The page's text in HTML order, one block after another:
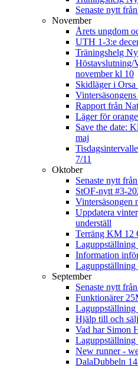
Senaste nytt
November
Årets ungdom
UTH 1-3:e
Träningshelg
Höstavslutning/
november kl 10
Skidläger i
Rapport från
Läger för
Save the date:
maj
7/11
Oktober
Senaste nytt
StOF-nytt #3-
Vintersäsongen
Uppdatera
underställ
Terräng KM 12
Information
September
Senaste nytt
Funktionärer
Laguppställning
Hjälp till och
Vad har Simon
Laguppställning
New runner -
DalaDubbeln